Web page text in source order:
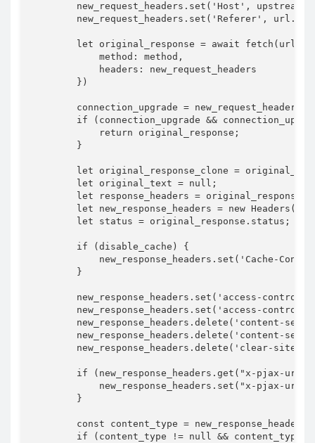
new_request_headers.set('Host',
new_request_headers.set('Referer',
let original_response = await
            method: method,
            headers: new_request_headers
        })
connection_upgrade =
if (connection_upgrade &&
            return original_response;
        }
let original_response_clone =
        let original_text = null;
let response_headers =
let new_response_headers = new
        let status = original_response.status;
        if (disable_cache) {
new_response_headers.set('Cache-
        }
new_response_headers.set('access-control-
new_response_headers.set('access-control-
new_response_headers.delete('content-
new_response_headers.delete('content-
new_response_headers.delete('clear-site-
if (new_response_headers.get("x-pjax-
new_response_headers.set("x-pjax-
        }
const content_type =
if (content_type != null &&